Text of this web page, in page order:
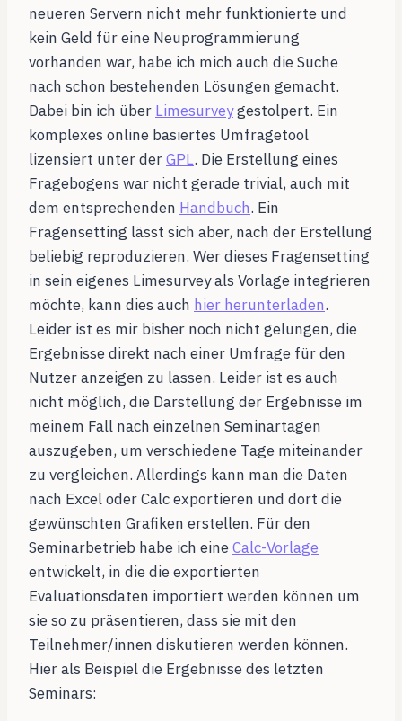
neueren Servern nicht mehr funktionierte und
kein Geld für eine Neuprogrammierung
vorhanden war, habe ich mich auch die Suche
nach schon bestehenden Lösungen gemacht.
Dabei bin ich über Limesurveygestolpert. Ein
komplexes online basiertes Umfragetool
lizensiert unter derGPL. Die Erstellung eines
Fragebogens war nicht gerade trivial, auch mit
dem entsprechenden Handbuch. Ein
Fragensetting lässt sich aber, nach der Erstellung
beliebig reproduzieren. Wer dieses Fragensetting
in sein eigenes Limesurvey als Vorlage integrieren
möchte, kann dies auch hier herunterladen.
Leider ist es mir bisher noch nicht gelungen, die
Ergebnisse direkt nach einer Umfrage für den
Nutzer anzeigen zu lassen. Leider ist es auch
nicht möglich, die Darstellung der Ergebnisse im
meinem Fall nach einzelnen Seminartagen
auszugeben, um verschiedene Tage miteinander
zu vergleichen. Allerdings kann man die Daten
nach Excel oder Calc exportieren und dort die
gewünschten Grafiken erstellen. Für den
Seminarbetrieb habe ich eineCalc-Vorlage
entwickelt, in die die exportierten
Evaluationsdaten importiert werden können um
sie so zu präsentieren, dass sie mit den
Teilnehmer/innen diskutieren werden können.
Hier als Beispiel die Ergebnisse des letzten
Seminars: